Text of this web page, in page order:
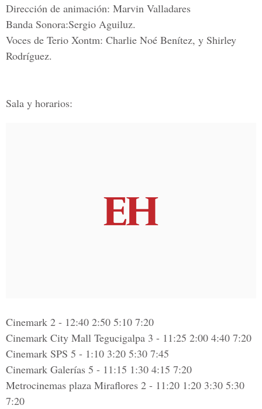
Dirección de animación: Marvin Valladares
Banda Sonora:Sergio Aguiluz.
Voces de Terio Xontm: Charlie Noé Benítez, y Shirley
Rodríguez.
Sala y horarios:
Cinemark 2 - 12:40 2:50 5:10 7:20
Cinemark City Mall Tegucigalpa 3 - 11:25 2:00 4:40 7:20
Cinemark SPS 5 - 1:10 3:20 5:30 7:45
Cinemark Galerías 5 - 11:15 1:30 4:15 7:20
Metrocinemas plaza Miraflores 2 - 11:20 1:20 3:30 5:30
7:20